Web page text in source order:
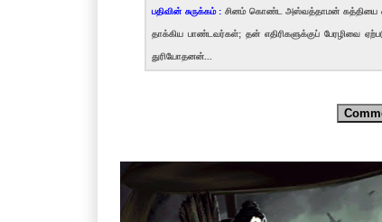
பதிவின் சுருக்கம் : சினம் கொண்ட அஸ்வத்தாமன் கத்தியை
தாக்கிய பாண்டவர்கள்; தன் எதிரிகளுக்குப்
துரியோதனன்...